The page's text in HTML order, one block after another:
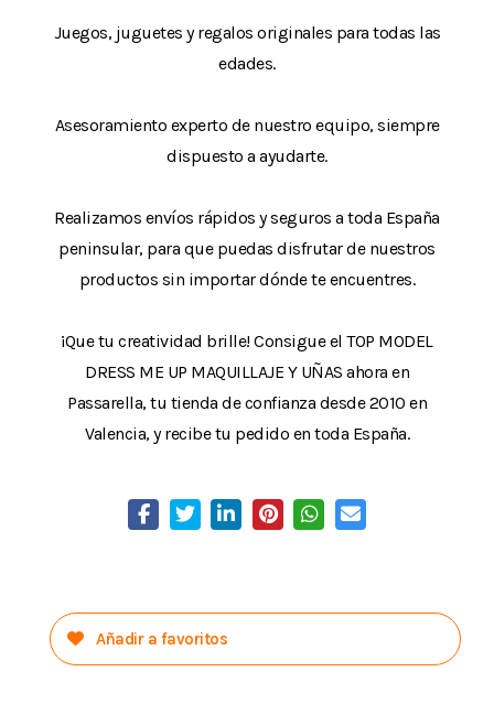
Juegos, juguetes y regalos originales para todas las
edades.
Asesoramiento experto de nuestro equipo, siempre
dispuesto a ayudarte.
Realizamos envíos rápidos y seguros a toda España
peninsular, para que puedas disfrutar de nuestros
productos sin importar dónde te encuentres.
¡Que tu creatividad brille! Consigue el TOP MODEL
DRESS ME UP MAQUILLAJE Y UÑAS ahora en
Passarella, tu tienda de confianza desde 2010 en
Valencia, y recibe tu pedido en toda España.
Añadir a favoritos